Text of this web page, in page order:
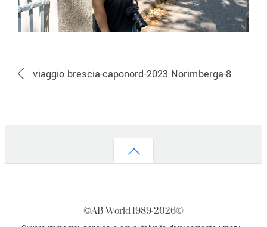
viaggio brescia-caponord-2023 Norimberga-8
Back
©AB World 1989-2026©